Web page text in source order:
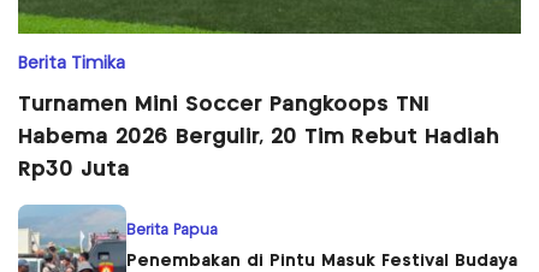
Berita Timika
Turnamen Mini Soccer Pangkoops TNI
Habema 2026 Bergulir, 20 Tim Rebut Hadiah
Rp30 Juta
Berita Papua
Penembakan di Pintu Masuk Festival Budaya